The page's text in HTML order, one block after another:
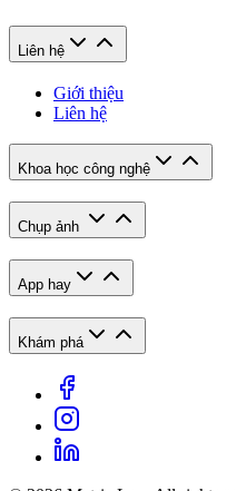
Liên hệ
Giới thiệu
Liên hệ
Khoa học công nghệ
Chụp ảnh
App hay
Khám phá